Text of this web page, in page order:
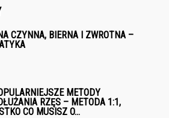
CZYNNA, BIERNA I ZWROTNA –
METODY
RZĘS – METODA 1:1,
CO MUSISZ O...